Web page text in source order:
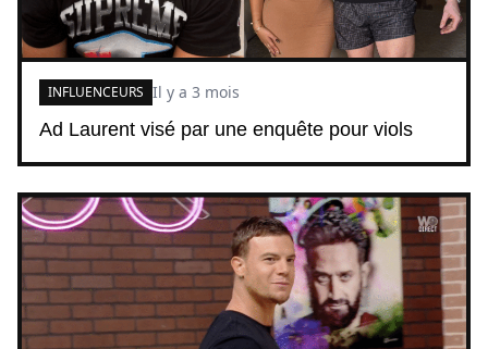
Ad Laurent visé par une enquête pour viols
INFLUENCEURS Il y a 3 mois